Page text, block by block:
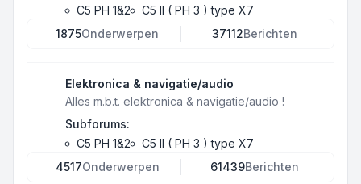
C5 PH 1&2
C5 II ( PH 3 ) type X7
1875Onderwerpen 37112Berichten
Elektronica & navigatie/audio
Alles m.b.t. elektronica & navigatie/audio !
Subforums:
C5 PH 1&2
C5 II ( PH 3 ) type X7
4517Onderwerpen 61439Berichten